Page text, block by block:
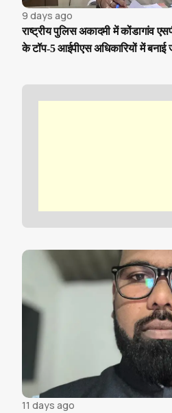
9 days ago
राष्ट्रीय पुलिस अकादमी में कोंडागांव
के टॉप-5 आईपीएस अधिकारियों में बनाई
11 days ago